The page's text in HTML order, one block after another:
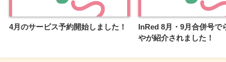
4月のサービス予約開始しました！
InRed 8月・9月合併号で
やが紹介されました！